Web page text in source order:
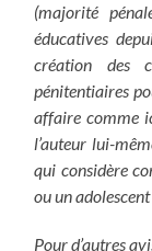
(majorité
éducatives
création des
pénitentiaires
affaire comme
l’auteur lui-
qui considère
ou un
Pour d’autres